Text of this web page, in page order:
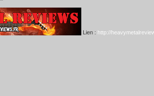
Lien : http://